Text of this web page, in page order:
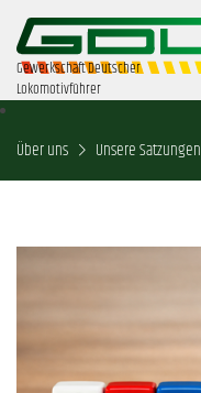
Gewerkschaft Deutscher
Lokomotivführer
Über uns Unsere Satzungen